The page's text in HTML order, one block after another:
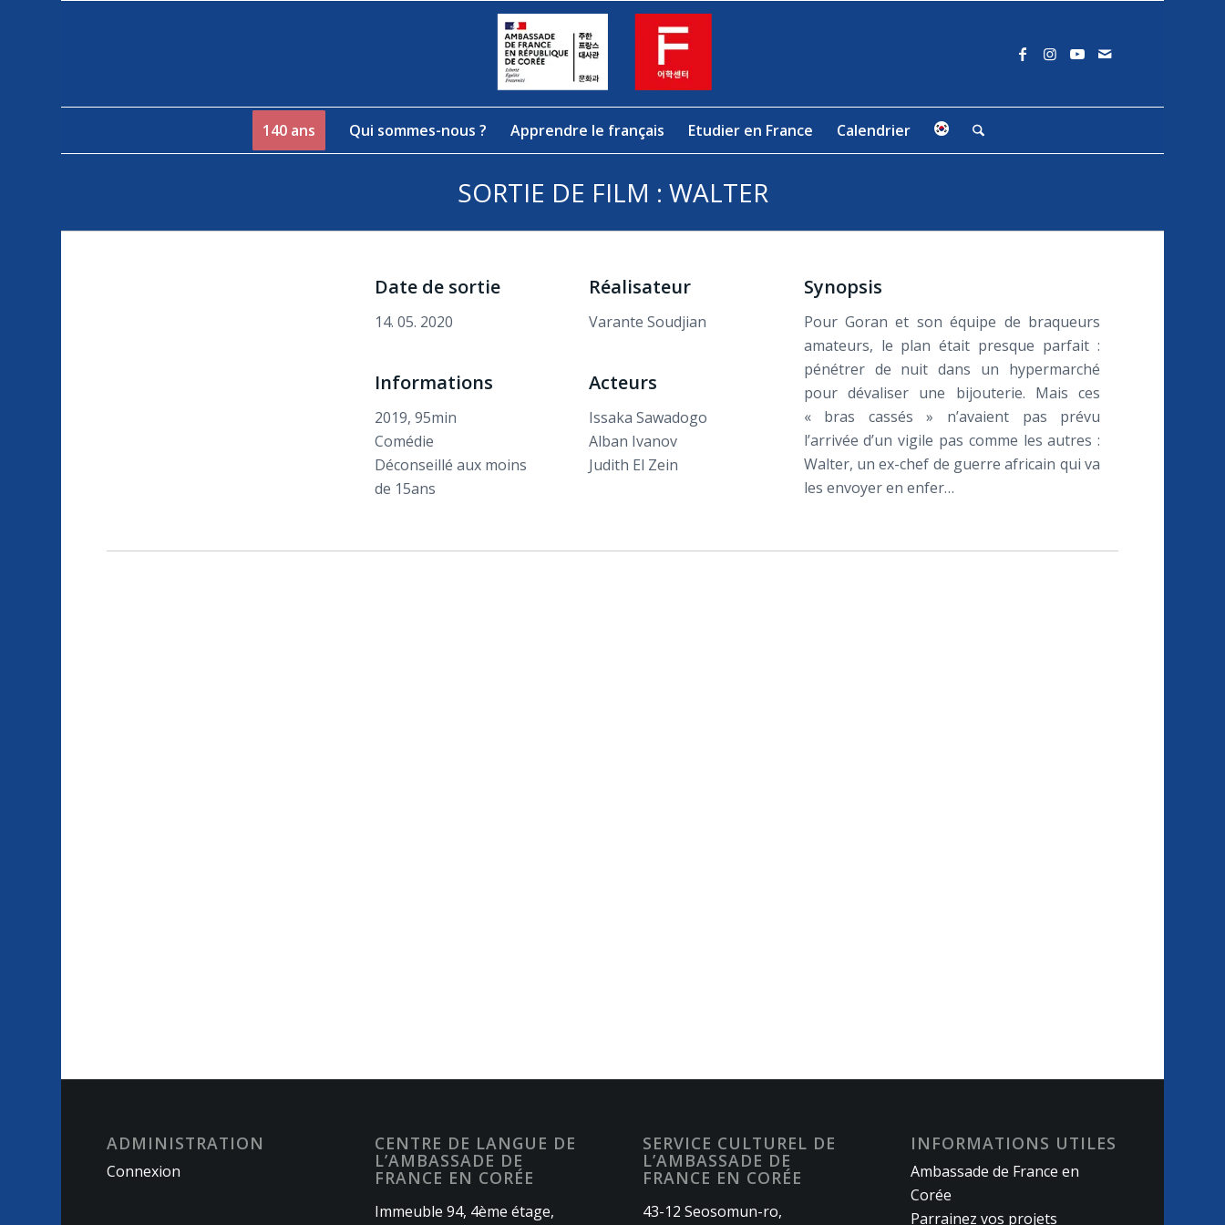
140 ans Qui sommes-nous ? Apprendre le français Etudier en France Calendrier
SORTIE DE FILM : WALTER
Date de sortie
14. 05. 2020
Informations
2019, 95min
Comédie
Déconseillé aux moins
de 15ans
Réalisateur
Varante Soudjian
Acteurs
Issaka Sawadogo
Alban Ivanov
Judith El Zein
Synopsis
Pour Goran et son équipe de braqueurs
amateurs, le plan était presque parfait :
pénétrer de nuit dans un hypermarché
pour dévaliser une bijouterie. Mais ces
« bras cassés » n’avaient pas prévu
l’arrivée d’un vigile pas comme les autres :
Walter, un ex-chef de guerre africain qui va
les envoyer en enfer…
ADMINISTRATION
Connexion
CENTRE DE LANGUE DE
L’AMBASSADE DE
FRANCE EN CORÉE
Immeuble 94, 4ème étage,
SERVICE CULTUREL DE
L’AMBASSADE DE
FRANCE EN CORÉE
43-12 Seosomun-ro,
INFORMATIONS UTILES
Ambassade de France en
Corée
Parrainez vos projets